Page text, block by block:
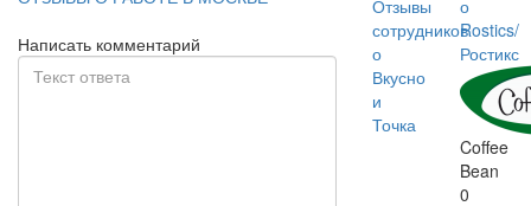
Написать комментарий
Отзывы
сотрудников
о
Вкусно
и
Точка
о
Rostics/
Ростикс
Coffee
Bean
0